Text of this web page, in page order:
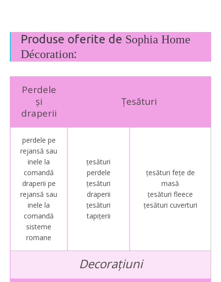
Produse oferite de Sophia Home
Décoration:
Perdele
și
draperii
Țesături
perdele pe
rejansă sau
inele la
comandă
draperii pe
rejansă sau
inele la
comandă
sisteme
romane
țesături
perdele
țesături
draperii
țesături
tapițerii
țesături fețe de
masă
țesături fleece
țesături cuverturi
Decorațiuni